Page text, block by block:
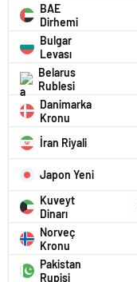
BAE
Dirhemi
Bulgar
Levası
Belarus
Rublesi
Danimarka
Kronu
İran Riyali
Japon Yeni
Kuveyt
Dinarı
Norveç
Kronu
Pakistan
Rupisi